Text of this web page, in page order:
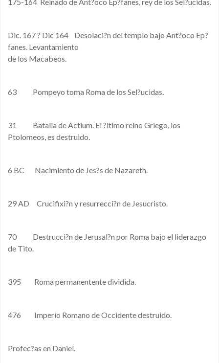
Dic. 167 ? Dic 164 Desolaci?n del templo bajo Ant?oco Ep?
fanes. Levantamiento
de los Macabeos.
63 Pompeyo toma Roma de los Sel?ucidas.
31 Batalla de Actium. El ?ltimo reino Griego, los
Ptolomeos, es destruido.
6 BC Nacimiento de Jes?s de Nazareth.
29 AD Crucifixi?n y resurrecci?n de Jesucristo.
70 Destrucci?n de Jerusal?n por Roma bajo el liderazgo
de Tito.
395 Roma permanentente dividida.
476 Imperio Romano de Occidente destruido.
Profec?as en Daniel.